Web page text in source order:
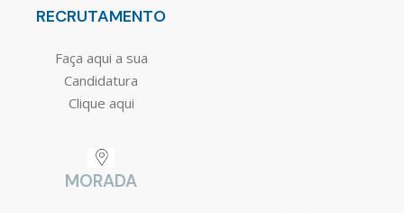
RECRUTAMENTO
Faça aqui a sua
Candidatura
Clique aqui
MORADA